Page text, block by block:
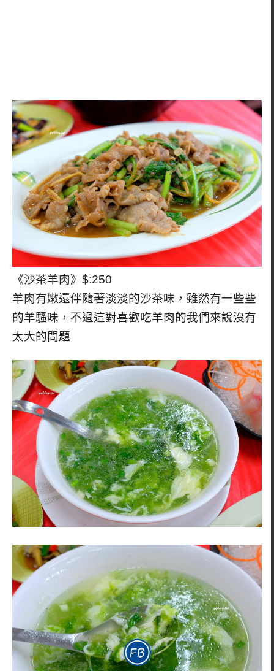
《沙茶羊肉》$:250
羊肉有嫩還伴隨著淡淡的沙茶味，雖然有一些些
的羊騷味，不過這對喜歡吃羊肉的我們來說沒有
太大的問題